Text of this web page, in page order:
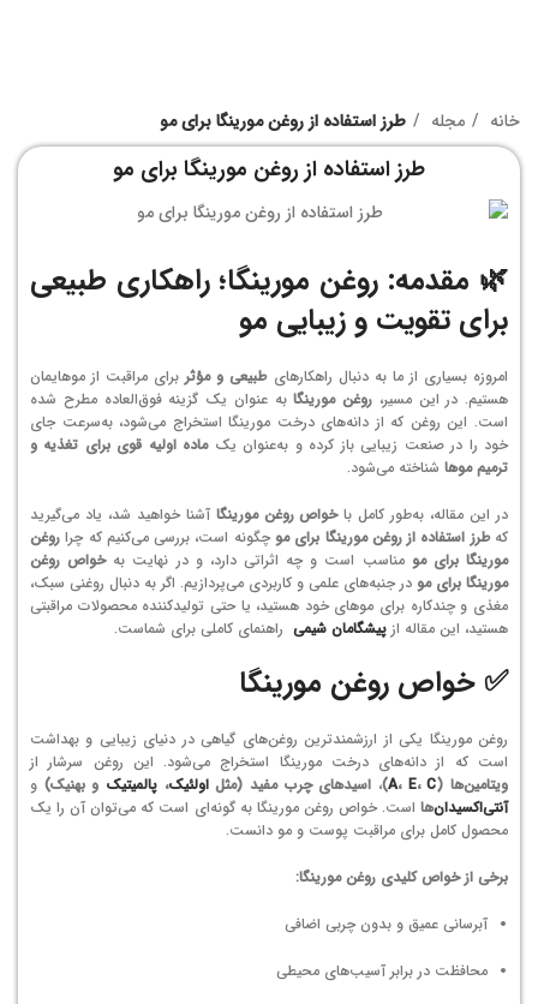
خانه مجله طرز استفاده از روغن مورینگا برای مو
طرز استفاده از روغن مورینگا برای مو
🌿 مقدمه: روغن مورینگا؛ راهکاری طبیعی
برای تقویت و زیبایی مو
امروزه بسیاری از ما به دنبال راهکارهایطبیعی و مؤثربرای مراقبت از موهایمان
هستیم. در این مسیر، روغن مورینگابه عنوان یک گزینه فوق‌العاده مطرح شده
است. این روغن که از دانه‌های درخت مورینگا استخراج می‌شود، به‌سرعت جای
خود را در صنعت زیبایی باز کرده و به‌عنوان یکماده اولیه قوی برای تغذیه و
ترمیم موها شناخته می‌شود.
در این مقاله، به‌طور کامل باخواص روغن مورینگا آشنا خواهید شد، یاد می‌گیرید
کهطرز استفاده از روغن مورینگا برای مو چگونه است، بررسی می‌کنیم که چرا روغن
مورینگا برای مو مناسب است و چه اثراتی دارد، و در نهایت بهخواص روغن
مورینگا برای مو در جنبه‌های علمی و کاربردی می‌پردازیم. اگر به دنبال روغنی سبک،
مغذی و چندکاره برای موهای خود هستید، یا حتی تولیدکننده محصولات مراقبتی
هستید، این مقاله از پیشگامان شیمی راهنمای کاملی برای شماست.
✅ خواص روغن مورینگا
روغن مورینگا یکی از ارزشمندترین روغن‌های گیاهی در دنیای زیبایی و بهداشت
است که از دانه‌های درخت مورینگا استخراج می‌شود. این روغن سرشار از
ویتامین‌ها (
A، E،C
)، اسیدهای چرب مفید (مثلاولئیک، پالمیتیک و بهنیک) و
آنتی‌اکسیدان‌ها است. خواص روغن مورینگا به گونه‌ای است که می‌توان آن را یک
محصول کامل برای مراقبت پوست و مو دانست.
برخی از خواص کلیدی روغن مورینگا:
آبرسانی عمیق و بدون چربی اضافی
محافظت در برابر آسیب‌های محیطی